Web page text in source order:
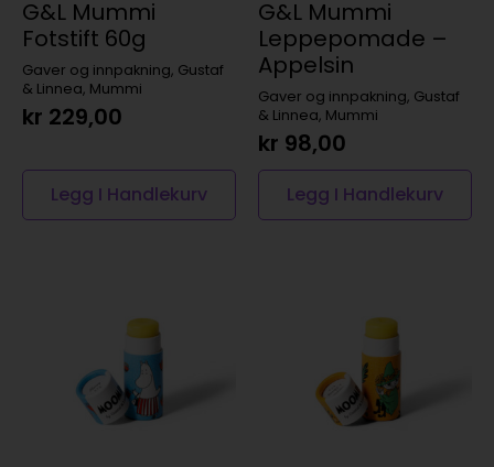
Gaver og innpakning, Gustaf
& Linnea, Mummi
G&L Mummi
Fotstift 60g
kr 229,00
Legg I Handlekurv
Gaver og innpakning, Gustaf
& Linnea, Mummi
G&L Mummi
Leppepomade –
Appelsin
kr 98,00
Legg I Handlekurv